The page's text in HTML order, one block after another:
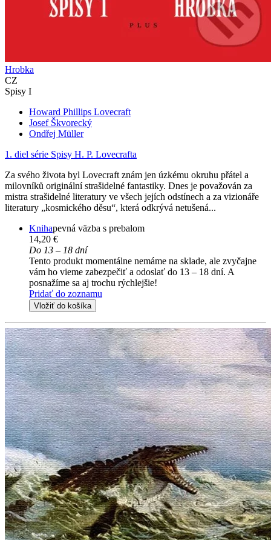
Hrobka
CZ
Spisy I
Howard Phillips Lovecraft
Josef Škvorecký
Ondřej Müller
1. diel série Spisy H. P. Lovecrafta
Za svého života byl Lovecraft znám jen úzkému okruhu přátel a
milovníků originální strašidelné fantastiky. Dnes je považován za
mistra strašidelné literatury ve všech jejích odstínech a za vizionáře
literatury „kosmického děsu“, která odkrývá netušená...
Knihapevná väzba s prebalom
14,20 €
Do 13 – 18 dní
Tento produkt momentálne nemáme na sklade, ale zvyčajne
vám ho vieme zabezpečiť a odoslať do 13 – 18 dní. A
posnažíme sa aj trochu rýchlejšie!
Pridať do zoznamu
Vložiť do košíka